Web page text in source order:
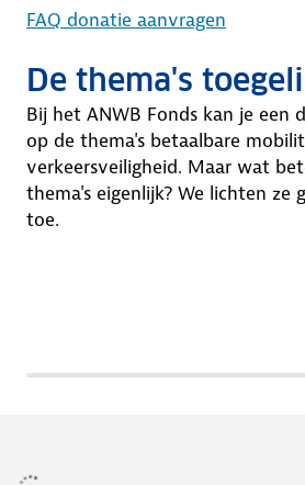
FAQ donatie aanvragen
De thema's
Bij het ANWB Fonds kan je een
op de thema's betaalbare
verkeersveiligheid. Maar wat
thema's eigenlijk? We lichten ze
toe.
a
g
e